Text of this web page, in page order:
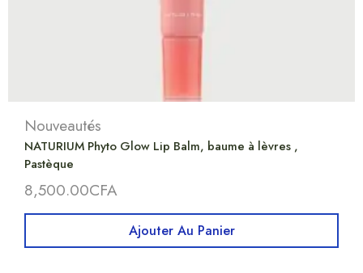
Nouveautés
NATURIUM Phyto Glow Lip Balm, baume à lèvres ,
Pastèque
8,500.00CFA
Ajouter Au Panier